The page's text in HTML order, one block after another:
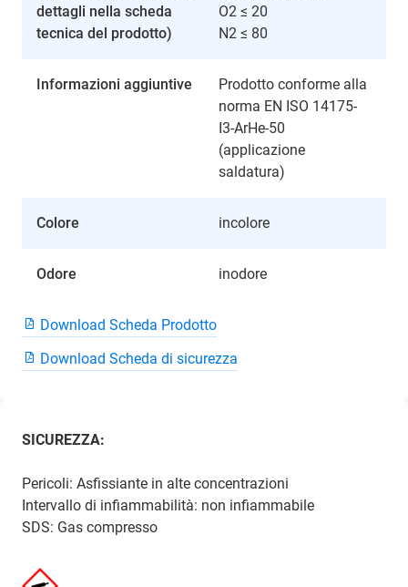
dettagli nella scheda
tecnica del prodotto)
O2 ≤ 20
N2 ≤ 80
Informazioni aggiuntive
Prodotto conforme alla
norma EN ISO 14175-
I3-ArHe-50
(applicazione
saldatura)
Colore incolore
Odore inodore
Download Scheda Prodotto
Download Scheda di sicurezza
SICUREZZA:
Pericoli: Asfissiante in alte concentrazioni
Intervallo di infiammabilità: non infiammabile
SDS: Gas compresso